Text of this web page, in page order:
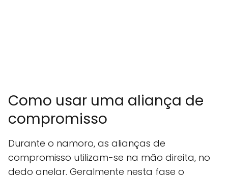
Como usar uma aliança de
compromisso
Durante o namoro, as alianças de
compromisso utilizam-se na mão direita, no
dedo anelar. Geralmente nesta fase o